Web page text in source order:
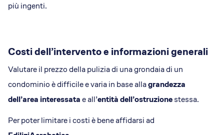
più ingenti.
Costi dell’intervento e informazioni generali
Valutare il prezzo della pulizia di una grondaia di un
condominio è difficile e varia in base allagrandezza
dell’area interessatae all’entità dell’ostruzionestessa.
Per poter limitare i costi è bene affidarsi ad